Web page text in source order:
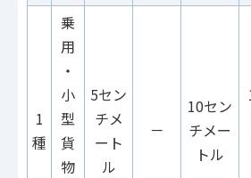
1
種
乗
用
・
小
型
貨
物
5セン
チメ
ート
ル
－
10セン
チメー
トル